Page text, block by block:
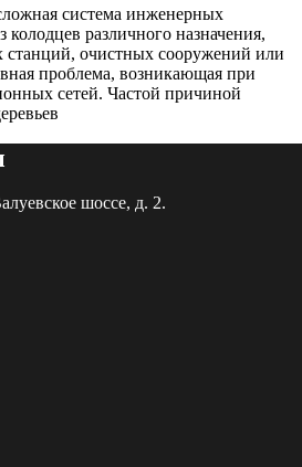
система инженерных
различного назначения,
станций, очистных сооружений или
проблема, возникающая при
сетей. Частой причиной
шоссе, д. 2.